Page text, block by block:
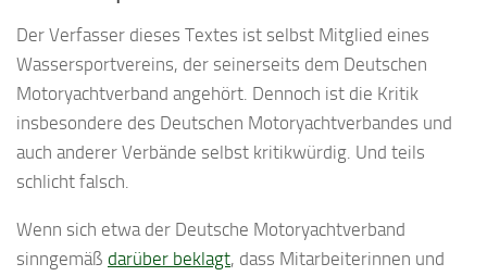
Der Verfasser dieses Textes ist selbst Mitglied eines
Wassersportvereins, der seinerseits dem Deutschen
Motoryachtverband angehört. Dennoch ist die Kritik
insbesondere des Deutschen Motoryachtverbandes und
auch anderer Verbände selbst kritikwürdig. Und teils
schlicht falsch.
Wenn sich etwa der Deutsche Motoryachtverband
sinngemäß darüber beklagt, dass Mitarbeiterinnen und